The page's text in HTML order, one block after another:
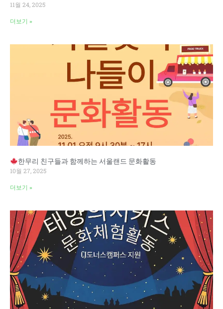
11월 24, 2025
더보기 »
한무리 친구들과 함께하는 서울랜드 문화활동
10월 27, 2025
더보기 »